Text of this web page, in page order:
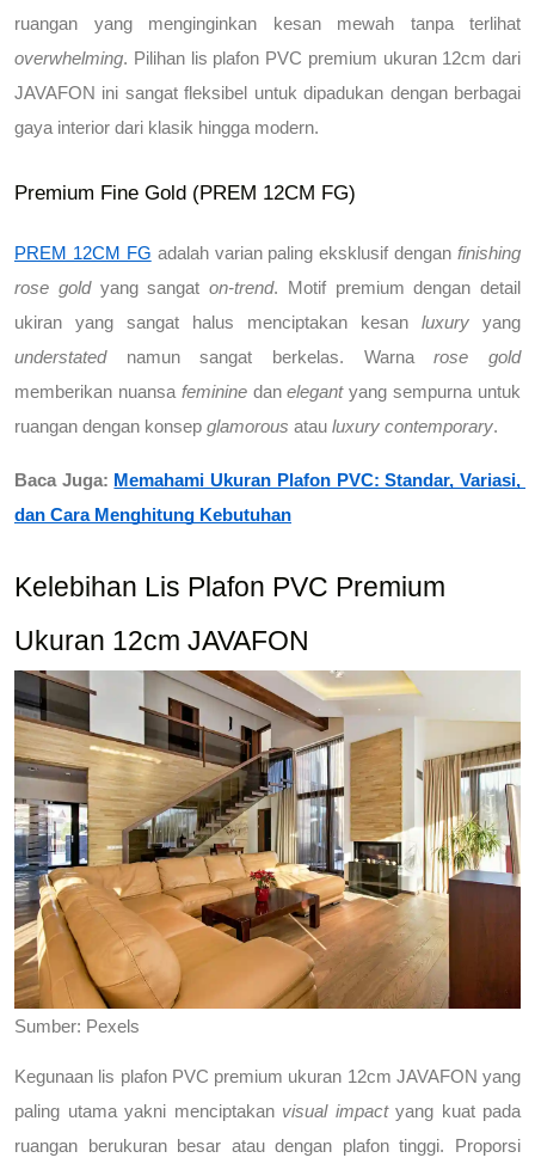
overwhelming. Pilihan lis plafon PVC premium ukuran 12cm dari
JAVAFON ini sangat fleksibel untuk dipadukan dengan berbagai
gaya interior dari klasik hingga modern.
Premium Fine Gold (PREM 12CM FG)
PREM 12CM FG adalah varian paling eksklusif dengan finishing
rose gold yang sangat on-trend. Motif premium dengan detail
ukiran yang sangat halus menciptakan kesan luxury
understated namun sangat berkelas. Warna rose gold
memberikan nuansa feminine dan elegant yang sempurna untuk
ruangan dengan konsep glamorous atau luxury contemporary.
Baca Juga: Memahami Ukuran Plafon PVC: Standar, Variasi,
dan Cara Menghitung Kebutuhan
Kelebihan Lis Plafon PVC Premium
Ukuran 12cm JAVAFON
Sumber: Pexels
Kegunaan lis plafon PVC premium ukuran 12cm JAVAFON yang
paling utama yakni menciptakan visual impact yang kuat pada
ruangan berukuran besar atau dengan plafon tinggi. Proporsi